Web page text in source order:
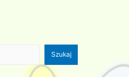
Szukaj